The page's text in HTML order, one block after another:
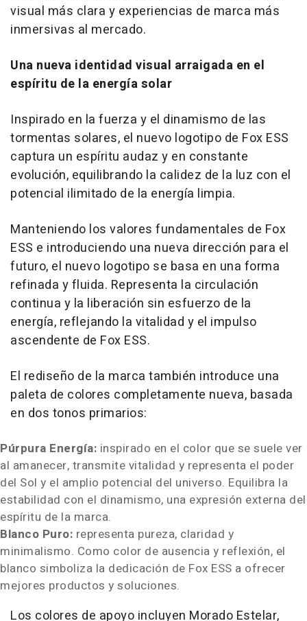
visual más clara y experiencias de marca más
inmersivas al mercado.
Una nueva identidad visual arraigada en el
espíritu de la energía solar
Inspirado en la fuerza y el dinamismo de las
tormentas solares, el nuevo logotipo de Fox ESS
captura un espíritu audaz y en constante
evolución, equilibrando la calidez de la luz con el
potencial ilimitado de la energía limpia.
Manteniendo los valores fundamentales de Fox
ESS e introduciendo una nueva dirección para el
futuro, el nuevo logotipo se basa en una forma
refinada y fluida. Representa la circulación
continua y la liberación sin esfuerzo de la
energía, reflejando la vitalidad y el impulso
ascendente de Fox ESS.
El rediseño de la marca también introduce una
paleta de colores completamente nueva, basada
en dos tonos primarios:
Púrpura Energía: inspirado en el color que se suele ver
al amanecer, transmite vitalidad y representa el poder
del Sol y el amplio potencial del universo. Equilibra la
estabilidad con el dinamismo, una expresión externa del
espíritu de la marca.
Blanco Puro: representa pureza, claridad y
minimalismo. Como color de ausencia y reflexión, el
blanco simboliza la dedicación de Fox ESS a ofrecer
mejores productos y soluciones.
Los colores de apoyo incluyen Morado Estelar,